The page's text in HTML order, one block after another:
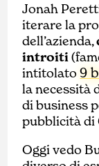
Jonah
iterare la
dell’azienda,
introiti
intitolato9
la necessità
di business
pubblicità di
Oggi vedo